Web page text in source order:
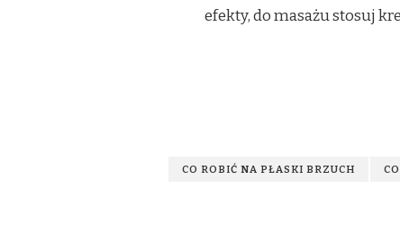
efekty, do masażu stosuj
CO ROBIĆ NA PŁASKI BRZUCH